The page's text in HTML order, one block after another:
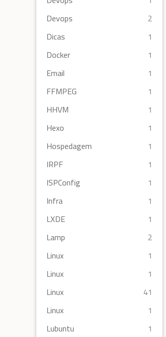
Devops
2
Dicas
1
Docker
1
Email
1
FFMPEG
1
HHVM
1
Hexo
1
Hospedagem
1
IRPF
1
ISPConfig
1
Infra
1
LXDE
1
Lamp
2
Linux
1
Linux
1
Linux
41
Linux
1
Lubuntu
1